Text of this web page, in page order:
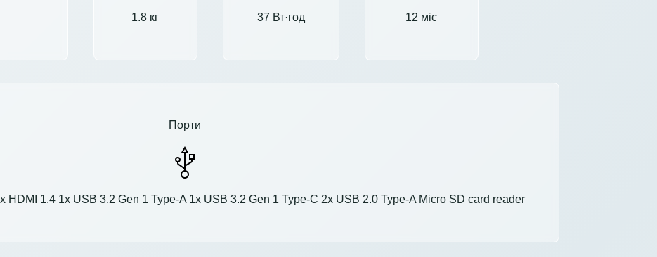
1.8 кг 37 Вт·год 12 міс
Порти
HDMI 1.4 1x USB 3.2 Gen 1 Type-A 1x USB 3.2 Gen 1 Type-C 2x USB 2.0 Type-A Micro SD card reader